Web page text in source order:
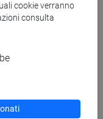
cookie verranno
consulta